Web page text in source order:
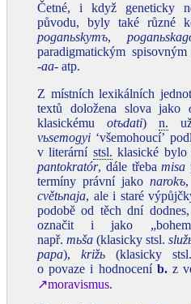
Četné, i když geneticky
původu, byly také různé
poganьskymъ,
paradigmatickým
‑aa‑ atp.
Z místních lexikálních
textů doložena slova jako
klasickému otъdati) n.
vьsemogyi ‘všemohoucí’
v literární stsl. klasické bylo
pantokratór, dále třebamisa
termíny právní jakonarokъ
cvětьnaja, ale i staré
podobě od těch dní
označit i jako
např.mьša (klasicky stsl.
papa), križь(klasicky
o povaze i hodnocení b.z
↗moravismus.